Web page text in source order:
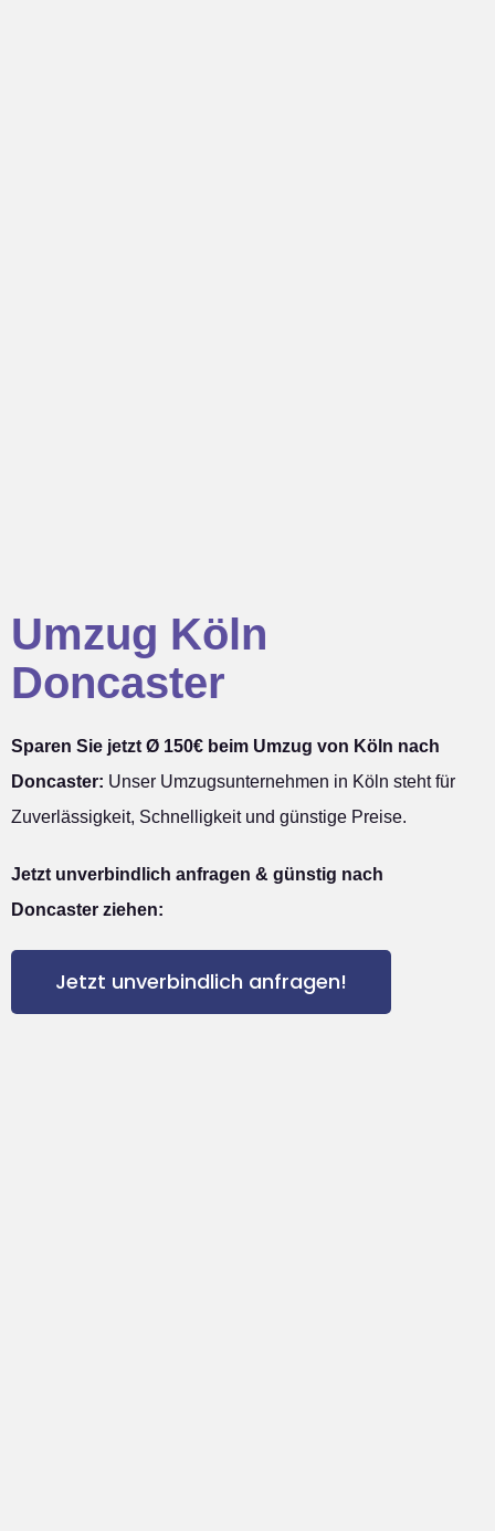
Umzug Köln
Doncaster
Sparen Sie jetzt Ø 150€ beim Umzug von Köln nach
Doncaster: Unser Umzugsunternehmen in Köln steht für
Zuverlässigkeit, Schnelligkeit und günstige Preise.
Jetzt unverbindlich anfragen & günstig nach
Doncaster ziehen:
Jetzt unverbindlich anfragen!